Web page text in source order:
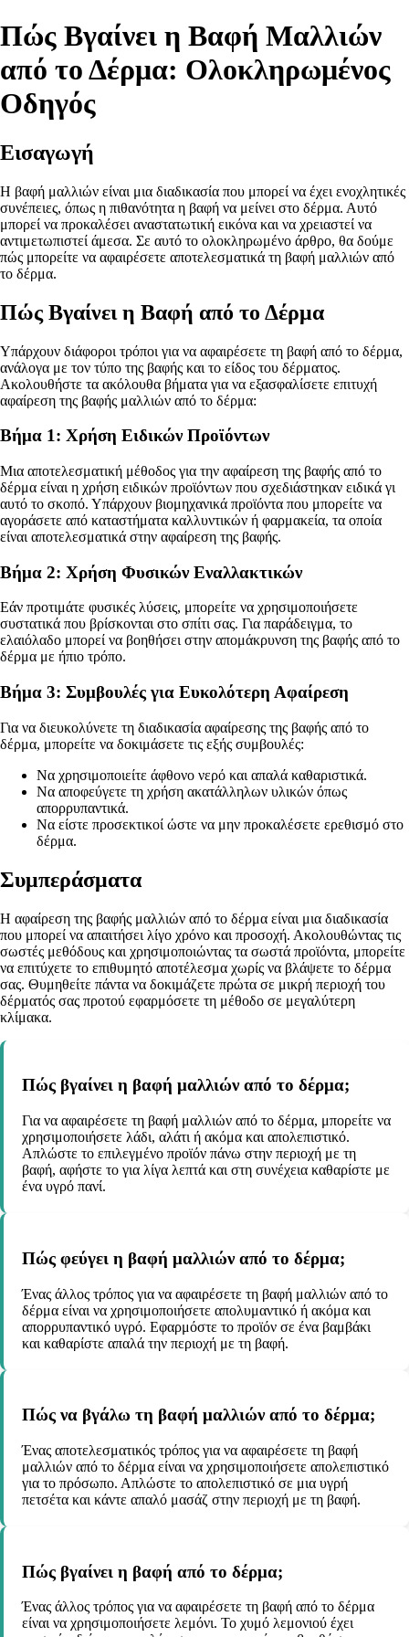
Πώς Βγαίνει η Βαφή Μαλλιών
από το Δέρμα: Ολοκληρωμένος
Οδηγός
Εισαγωγή
Η βαφή μαλλιών είναι μια διαδικασία που μπορεί να έχει ενοχλητικές
συνέπειες, όπως η πιθανότητα η βαφή να μείνει στο δέρμα. Αυτό
μπορεί να προκαλέσει αναστατωτική εικόνα και να χρειαστεί να
αντιμετωπιστεί άμεσα. Σε αυτό το ολοκληρωμένο άρθρο, θα δούμε
πώς μπορείτε να αφαιρέσετε αποτελεσματικά τη βαφή μαλλιών από
το δέρμα.
Πώς Βγαίνει η Βαφή από το Δέρμα
Υπάρχουν διάφοροι τρόποι για να αφαιρέσετε τη βαφή από το δέρμα,
ανάλογα με τον τύπο της βαφής και το είδος του δέρματος.
Ακολουθήστε τα ακόλουθα βήματα για να εξασφαλίσετε επιτυχή
αφαίρεση της βαφής μαλλιών από το δέρμα:
Βήμα 1: Χρήση Ειδικών Προϊόντων
Μια αποτελεσματική μέθοδος για την αφαίρεση της βαφής από το
δέρμα είναι η χρήση ειδικών προϊόντων που σχεδιάστηκαν ειδικά γι
αυτό το σκοπό. Υπάρχουν βιομηχανικά προϊόντα που μπορείτε να
αγοράσετε από καταστήματα καλλυντικών ή φαρμακεία, τα οποία
είναι αποτελεσματικά στην αφαίρεση της βαφής.
Βήμα 2: Χρήση Φυσικών Εναλλακτικών
Εάν προτιμάτε φυσικές λύσεις, μπορείτε να χρησιμοποιήσετε
συστατικά που βρίσκονται στο σπίτι σας. Για παράδειγμα, το
ελαιόλαδο μπορεί να βοηθήσει στην απομάκρυνση της βαφής από το
δέρμα με ήπιο τρόπο.
Βήμα 3: Συμβουλές για Ευκολότερη Αφαίρεση
Για να διευκολύνετε τη διαδικασία αφαίρεσης της βαφής από το
δέρμα, μπορείτε να δοκιμάσετε τις εξής συμβουλές:
Να χρησιμοποιείτε άφθονο νερό και απαλά καθαριστικά.
Να αποφεύγετε τη χρήση ακατάλληλων υλικών όπως
απορρυπαντικά.
Να είστε προσεκτικοί ώστε να μην προκαλέσετε ερεθισμό στο
δέρμα.
Συμπεράσματα
Η αφαίρεση της βαφής μαλλιών από το δέρμα είναι μια διαδικασία
που μπορεί να απαιτήσει λίγο χρόνο και προσοχή. Ακολουθώντας τις
σωστές μεθόδους και χρησιμοποιώντας τα σωστά προϊόντα, μπορείτε
να επιτύχετε το επιθυμητό αποτέλεσμα χωρίς να βλάψετε το δέρμα
σας. Θυμηθείτε πάντα να δοκιμάζετε πρώτα σε μικρή περιοχή του
δέρματός σας προτού εφαρμόσετε τη μέθοδο σε μεγαλύτερη
κλίμακα.
Πώς βγαίνει η βαφή μαλλιών από το δέρμα;
Για να αφαιρέσετε τη βαφή μαλλιών από το δέρμα, μπορείτε να
χρησιμοποιήσετε λάδι, αλάτι ή ακόμα και απολεπιστικό.
Απλώστε το επιλεγμένο προϊόν πάνω στην περιοχή με τη
βαφή, αφήστε το για λίγα λεπτά και στη συνέχεια καθαρίστε με
ένα υγρό πανί.
Πώς φεύγει η βαφή μαλλιών από το δέρμα;
Ένας άλλος τρόπος για να αφαιρέσετε τη βαφή μαλλιών από το
δέρμα είναι να χρησιμοποιήσετε απολυμαντικό ή ακόμα και
απορρυπαντικό υγρό. Εφαρμόστε το προϊόν σε ένα βαμβάκι
και καθαρίστε απαλά την περιοχή με τη βαφή.
Πώς να βγάλω τη βαφή μαλλιών από το δέρμα;
Ένας αποτελεσματικός τρόπος για να αφαιρέσετε τη βαφή
μαλλιών από το δέρμα είναι να χρησιμοποιήσετε απολεπιστικό
για το πρόσωπο. Απλώστε το απολεπιστικό σε μια υγρή
πετσέτα και κάντε απαλό μασάζ στην περιοχή με τη βαφή.
Πώς βγαίνει η βαφή από το δέρμα;
Ένας άλλος τρόπος για να αφαιρέσετε τη βαφή από το δέρμα
είναι να χρησιμοποιήσετε λεμόνι. Το χυμό λεμονιού έχει